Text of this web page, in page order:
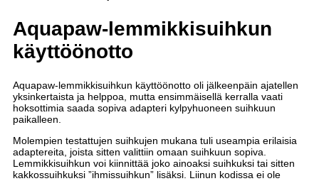
Aquapaw-lemmikkisuihkun
käyttöönotto
Aquapaw-lemmikkisuihkun käyttöönotto oli jälkeenpäin ajatellen
yksinkertaista ja helppoa, mutta ensimmäisellä kerralla vaati
hoksottimia saada sopiva adapteri kylpyhuoneen suihkuun
paikalleen.
Molempien testattujen suihkujen mukana tuli useampia erilaisia
adaptereita, joista sitten valittiin omaan suihkuun sopiva.
Lemmikkisuihkun voi kiinnittää joko ainoaksi suihkuksi tai sitten
kakkossuihkuksi ”ihmissuihkun” lisäksi. Liinun kodissa ei ole